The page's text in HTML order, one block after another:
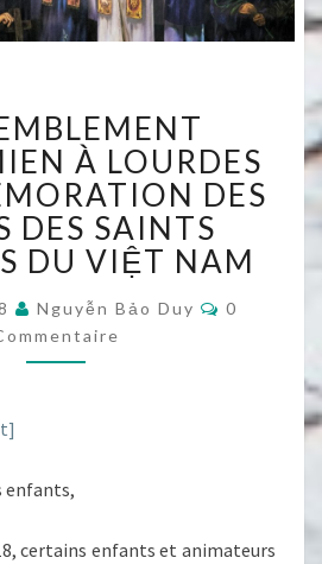
VIETNAMIEN
À
LOURDES
–
COMMÉMORATION
DES
ANS
DES
SAINTS
À LOURDES
DES
DES SAINTS
DU VIỆT NAM
Nguyễn Bảo Duy
0
enfants,
certains enfants et animateurs